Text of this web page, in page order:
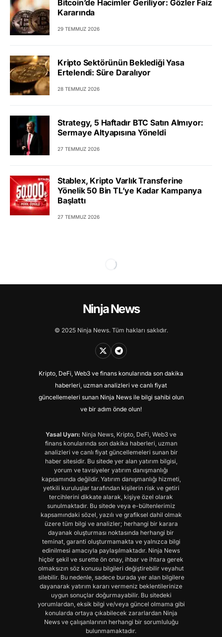
Bitcoin’de Hacimler Geriliyor: Gözler Faiz
Kararında
29 TEMMUZ 2026
Kripto Sektörünün Beklediği Yasa
Ertelendi: Süre Daralıyor
28 TEMMUZ 2026
Strategy, 5 Haftadır BTC Satın Almıyor:
Sermaye Altyapısına Yöneldi
27 TEMMUZ 2026
Stablex, Kripto Varlık Transferine
Yönelik 50 Bin TL’ye Kadar Kampanya
Başlattı
27 TEMMUZ 2026
Ninja News
© 2025 Ninja News. Tüm hakları saklıdır.
Kripto, DeFi, Web3 ve finans konularında son dakika
haberleri, uzman analizleri ve canlı fiyat
güncellemeleri sunan Ninja News ile bilgi sahibi olun
ve bir adım önde olun!
Yasal Uyarı: Ninja News, Kripto, DeFi, Web3 ve
finans konularında son dakika haberleri, uzman
analizleri ve canlı fiyat güncellemeleri sunan bir
haber sitesidir. Bu sitede yer alan yatırım bilgisi,
yorum ve tavsiyeler yatırım danışmanlığı
kapsamında değildir. Yatırım danışmanlığı hizmeti,
yetkili kuruluşlar tarafından kişilerin risk ve getiri
tercihlerini dikkate alarak, kişiye özel olarak
sunulmaktadır. Bu sitede veya e-bültenlerimiz
kapsamındaki sözel, yazılı ve grafiksel dahil olmak
üzere tüm bilgi ve analizler; herhangi bir karara
dayanak oluşturması noktasında herhangi bir
teminat, garanti oluşturmamakta ve yalnızca bilgi
edinilmesi amacıyla paylaşılmaktadır. Ninja News
hiçbir şekil ve surette ön onay, ihbar ve ihtara gerek
olmaksızın söz konusu bilgileri değiştirebilir veyahut
silebilir. Bu nedenle, sadece burada yer alan bilgilere
dayanarak yatırım kararı vermeniz beklentilerinize
uygun sonuçlar doğurmayabilir. Bu sitedeki
yorumlardan, eksik bilgi ve/veya güncel olmama gibi
konularda ortaya çıkabilecek zararlardan Ninja
News ve çalışanlarının herhangi bir sorumluluğu
bulunmamaktadır.